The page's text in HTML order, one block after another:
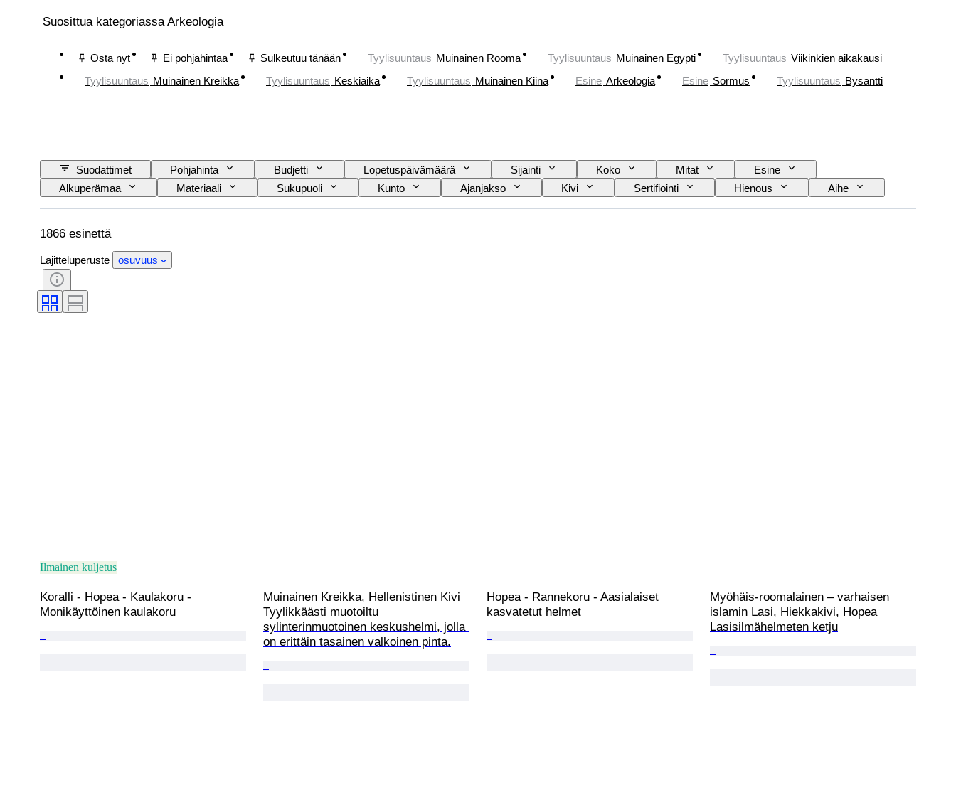
Suosittua kategoriassa Arkeologia
Osta nyt Ei pohjahintaa Sulkeutuu tänään Tyylisuuntaus Muinainen Rooma Tyylisuuntaus Muinainen Egypti Tyylisuuntaus Viikinkien aikakausi
Tyylisuuntaus Muinainen Kreikka Tyylisuuntaus Keskiaika Tyylisuuntaus Muinainen Kiina Esine Arkeologia Esine Sormus Tyylisuuntaus Bysantti
Suodattimet Pohjahinta Budjetti Lopetuspäivämäärä Sijainti Koko Mitat
Esine
Alkuperämaa
Materiaali Sukupuoli Kunto Ajanjakso Kivi Sertifiointi Hienous
Aihe
Tyylisuuntaus
Allekirjoitus Väri Leikkaus Arkeologiatyypit Aikakausi Kulttuuri
Esineen koko
1866 esinettä
Lajitteluperuste osuvuus
Ilmainen kuljetus
Koralli - Hopea - Kaulakoru -
Monikäyttöinen kaulakoru
Muinainen Kreikka, Hellenistinen Kivi
Tyylikkäästi muotoiltu
sylinterinmuotoinen keskushelmi, jolla
on erittäin tasainen valkoinen pinta.
Hopea - Rannekoru - Aasialaiset
kasvatetut helmet
Myöhäis-roomalainen – varhaisen
islamin Lasi, Hiekkakivi, Hopea
Lasisilmähelmeten ketju